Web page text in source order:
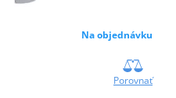
Na objednávku
Porovnať